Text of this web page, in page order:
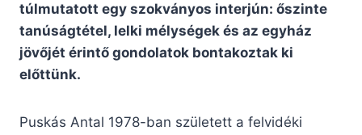
túlmutatott egy szokványos interjún: őszinte
tanúságtétel, lelki mélységek és az egyház
jövőjét érintő gondolatok bontakoztak ki
előttünk.
Puskás Antal 1978-ban született a felvidéki